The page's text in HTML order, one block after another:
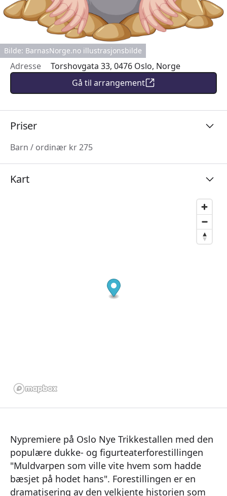
Bilde: BarnasNorge.no illustrasjonsbilde
Adresse
Torshovgata 33, 0476 Oslo, Norge
Gå til arrangement
Priser
Barn / ordinær kr 275
Kart
Nypremiere på Oslo Nye Trikkestallen med den
populære dukke- og figurteaterforestillingen
"Muldvarpen som ville vite hvem som hadde
bæsjet på hodet hans". Forestillingen er en
dramatisering av den velkjente historien som